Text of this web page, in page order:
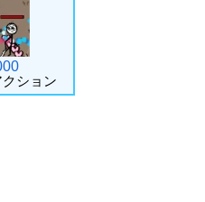
ション